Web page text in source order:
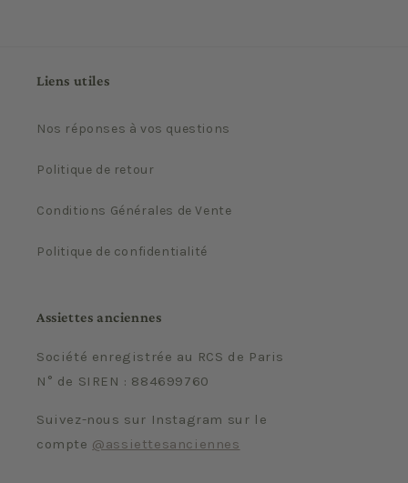
Liens utiles
Nos réponses à vos questions
Politique de retour
Conditions Générales de Vente
Politique de confidentialité
Assiettes anciennes
Société enregistrée au RCS de Paris
N° de SIREN : 884699760
Suivez-nous sur Instagram sur le
compte @assiettesanciennes